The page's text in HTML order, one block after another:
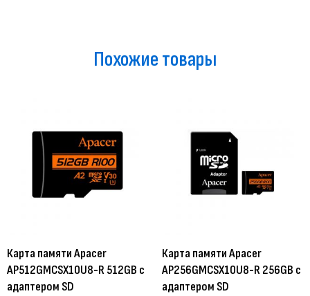
Похожие товары
Карта памяти Apacer
AP512GMCSX10U8-R 512GB с
адаптером SD
Карта памяти Apacer
AP256GMCSX10U8-R 256GB с
адаптером SD